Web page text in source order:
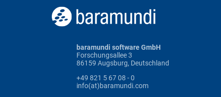
baramundi software GmbH
Forschungsallee 3
86159 Augsburg, Deutschland
+49 821 5 67 08 - 0
info(at)baramundi.com